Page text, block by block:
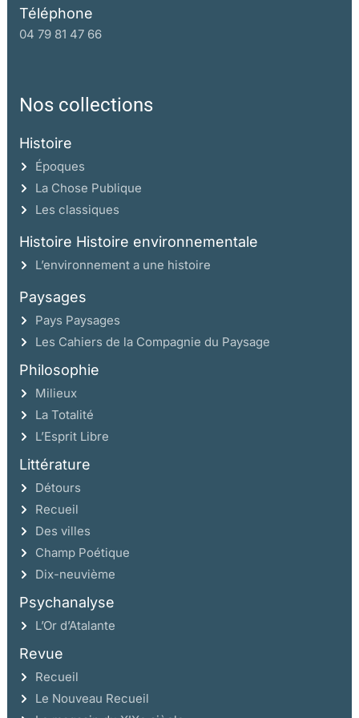
Téléphone
04 79 81 47 66
Nos collections
Histoire
Époques
La Chose Publique
Les classiques
Histoire Histoire environnementale
L’environnement a une histoire
Paysages
Pays Paysages
Les Cahiers de la Compagnie du Paysage
Philosophie
Milieux
La Totalité
L’Esprit Libre
Littérature
Détours
Recueil
Des villes
Champ Poétique
Dix-neuvième
Psychanalyse
L’Or d’Atalante
Revue
Recueil
Le Nouveau Recueil